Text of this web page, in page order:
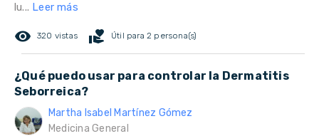
lu... Leer más
remove_red_eye 320 vistas volunteer_activism Útil para 2 persona(s)
¿Qué puedo usar para controlar la Dermatitis
Seborreica?
Martha Isabel Martínez Gómez
Medicina General